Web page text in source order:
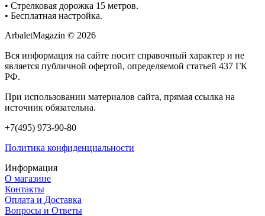
• Cтрелковая дорожка 15 метров.
• Бесплатная настройка.
ArbaletMagazin © 2026
Вся информация на сайте носит справочный характер и не
является публичной офертой, определяемой статьей 437 ГК
РФ.
При использовании материалов сайта, прямая ссылка на
источник обязательна.
+7(495) 973-90-80
Политика конфиденциальности
Информация
О магазине
Контакты
Оплата и Доставка
Вопросы и Ответы